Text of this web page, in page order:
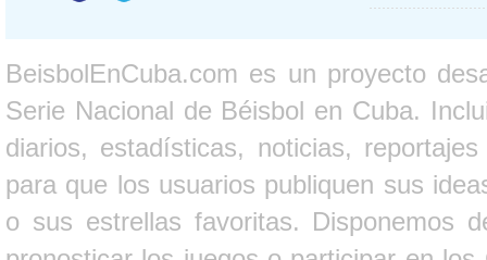
BeisbolEnCuba.com es un proyecto
Serie Nacional de Béisbol en Cuba.
diarios, estadísticas, noticias,
para que los usuarios publiquen sus
o sus estrellas favoritas. Disponemos